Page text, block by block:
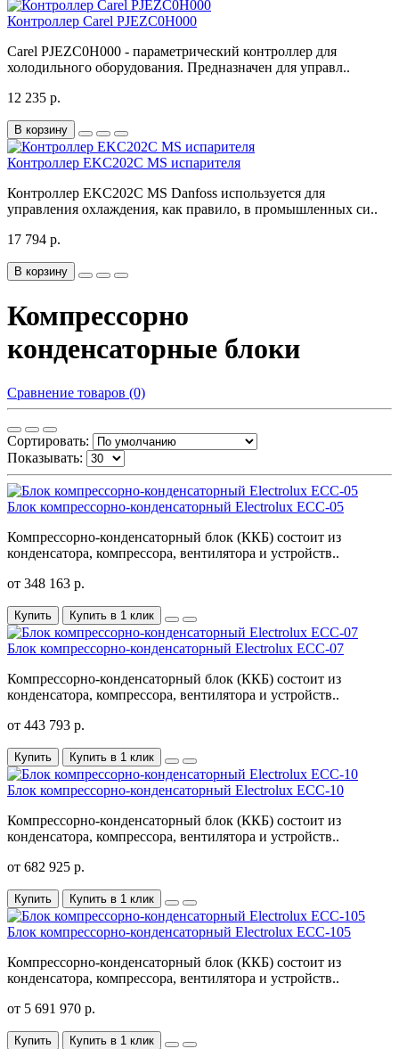
Контроллер Carel PJEZC0H000
Carel PJEZC0H000 - параметрический контроллер для
холодильного оборудования. Предназначен для управл..
12 235 р.
В корзину
Контроллер EKC202C MS испарителя
Контроллер EKC202C MS Danfoss используется для
управления охлаждения, как правило, в промышленных си..
17 794 р.
В корзину
Компрессорно
конденсаторные блоки
Сравнение товаров (0)
Сортировать:
Показывать:
Блок компрессорно-конденсаторный Electrolux ECC-05
Компрессорно-конденсаторный блок (ККБ) состоит из
конденсатора, компрессора, вентилятора и устройств..
от 348 163 р.
Купить Купить в 1 клик
Блок компрессорно-конденсаторный Electrolux ECC-07
Компрессорно-конденсаторный блок (ККБ) состоит из
конденсатора, компрессора, вентилятора и устройств..
от 443 793 р.
Купить Купить в 1 клик
Блок компрессорно-конденсаторный Electrolux ECC-10
Компрессорно-конденсаторный блок (ККБ) состоит из
конденсатора, компрессора, вентилятора и устройств..
от 682 925 р.
Купить Купить в 1 клик
Блок компрессорно-конденсаторный Electrolux ECC-105
Компрессорно-конденсаторный блок (ККБ) состоит из
конденсатора, компрессора, вентилятора и устройств..
от 5 691 970 р.
Купить Купить в 1 клик